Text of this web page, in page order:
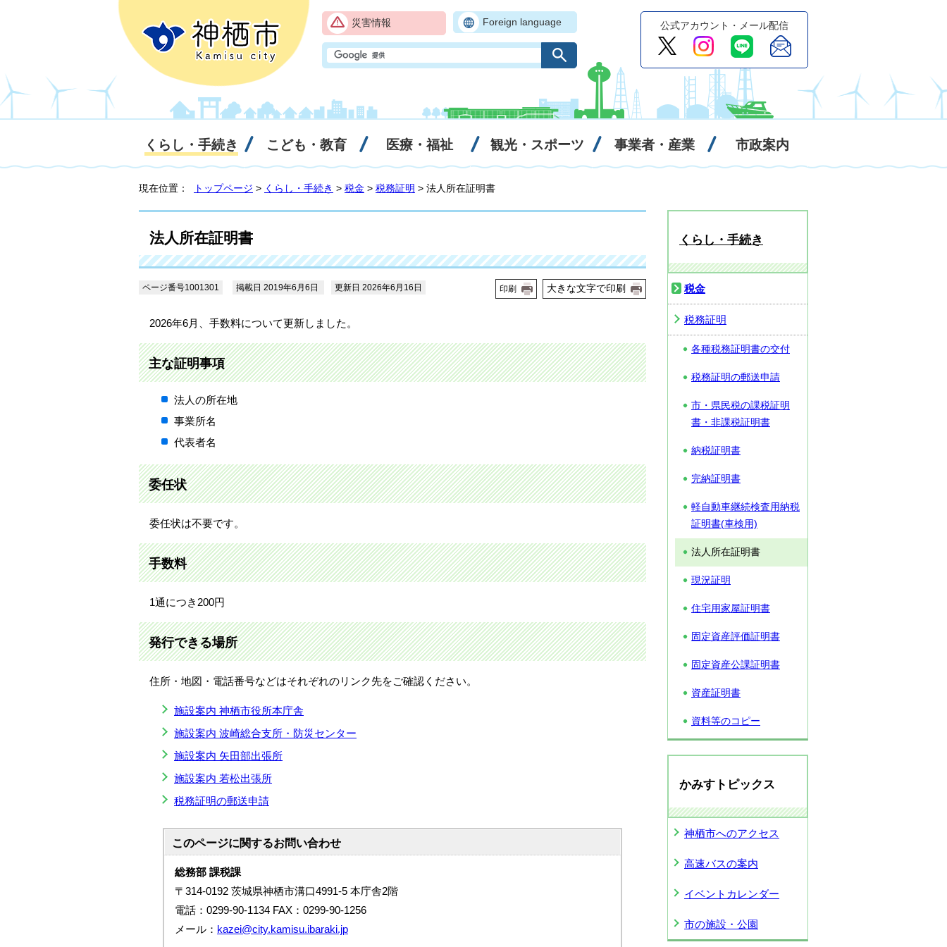
災害情報 Foreign language 公式アカウント・メール配信
くらし・手続き こども・教育 医療・福祉 観光・スポーツ 事業者・産業 市政案内
現在位置： トップページ > くらし・手続き > 税金 > 税務証明 > 法人所在証明書
法人所在証明書
ページ番号1001301 掲載日 2019年6月6日 更新日 2026年6月16日 印刷 大きな文字で印刷
2026年6月、手数料について更新しました。
主な証明事項
法人の所在地
事業所名
代表者名
委任状
委任状は不要です。
手数料
1通につき200円
発行できる場所
住所・地図・電話番号などはそれぞれのリンク先をご確認ください。
施設案内 神栖市役所本庁舎
施設案内 波崎総合支所・防災センター
施設案内 矢田部出張所
施設案内 若松出張所
税務証明の郵送申請
このページに関するお問い合わせ
総務部 課税課
〒314-0192 茨城県神栖市溝口4991-5 本庁舎2階
電話：0299-90-1134 FAX：0299-90-1256
メール： kazei@city.kamisu.ibaraki.jp
くらし・手続き
税金
税務証明
各種税務証明書の交付
税務証明の郵送申請
市・県民税の課税証明
書・非課税証明書
納税証明書
完納証明書
軽自動車継続検査用納税
証明書(車検用)
法人所在証明書
現況証明
住宅用家屋証明書
固定資産評価証明書
固定資産公課証明書
資産証明書
資料等のコピー
かみすトピックス
神栖市へのアクセス
高速バスの案内
イベントカレンダー
市の施設・公園